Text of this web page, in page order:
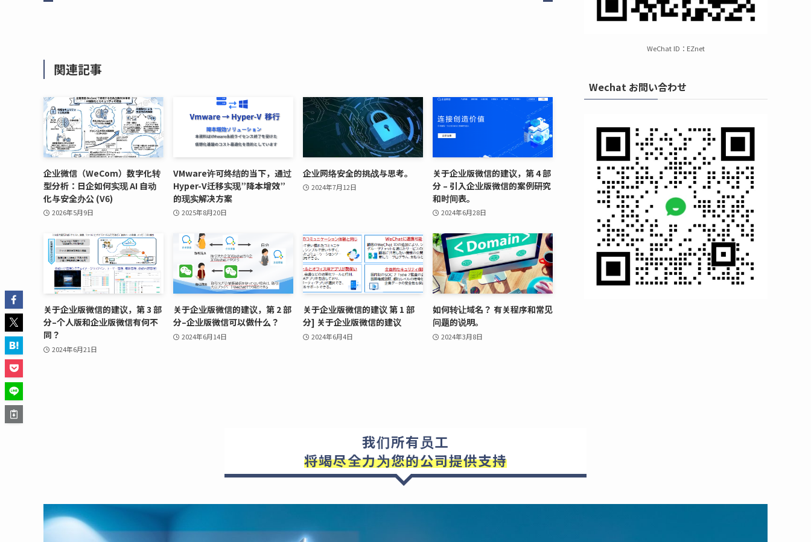
関連記事
企业微信（WeCom）数字化转
型分析：日企如何实现 AI 自动
化与安全办公 (V6)
2026年5月9日
VMware许可终结的当下，通过
Hyper-V迁移实现”降本增效”
的现实解决方案
2025年8月20日
企业网络安全的挑战与思考。
2024年7月12日
关于企业版微信的建议，第 4 部
分 – 引入企业版微信的案例研究
和时间表。
2024年6月28日
关于企业版微信的建议，第 3 部
分–个人版和企业版微信有何不
同？
2024年6月21日
关于企业版微信的建议，第 2 部
分–企业版微信可以做什么？
2024年6月14日
关于企业版微信的建议 第 1 部
分] 关于企业版微信的建议
2024年6月4日
如何转让域名？ 有关程序和常见
问题的说明。
2024年3月8日
WeChat ID：EZnet
Wechat お問い合わせ
我们所有员工
将竭尽全力为您的公司提供支持